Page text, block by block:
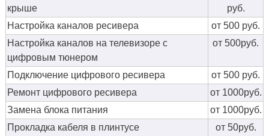
крыше
руб.
Настройка каналов ресивера
от 500 руб.
Настройка каналов на телевизоре с
цифровым тюнером
от 500руб.
Подключение цифрового ресивера
от 500 руб.
Ремонт цифрового ресивера
от 1000руб.
Замена блока питания
от 1000руб.
Прокладка кабеля в плинтусе
от 50руб.